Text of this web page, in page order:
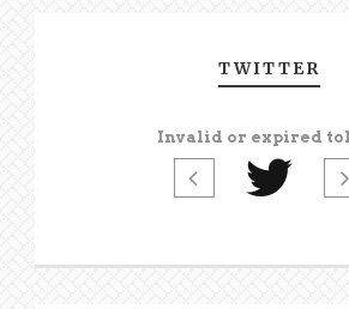
TWITTER
Invalid or expired